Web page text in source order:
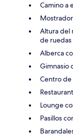
Camino a
Altura del
de
Alberca
Gimnasio
Centro de
Lounge
Pasillos